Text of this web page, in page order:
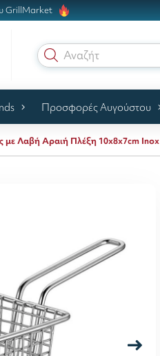
GrillMarket
Αναζήτηση
Προσφορές Αυγούστου
με Λαβή Αραιή Πλέξη 10x8x7cm Inox